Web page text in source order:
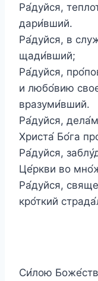
Ра́дуйся,
дари́вший.
Ра́дуйся, в
щади́вший;
Ра́дуйся,
и любо́вию
вразуми́вший.
Ра́дуйся,
Христа́ Бо́га
Ра́дуйся,
Це́ркви во
Ра́дуйся,
кро́ткий
Си́лою